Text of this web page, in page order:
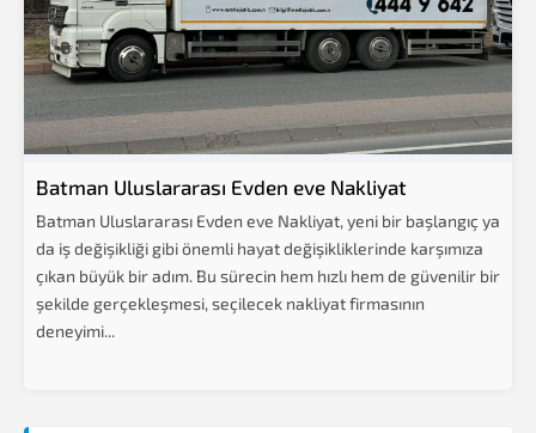
Batman Uluslararası Evden eve Nakliyat
Batman Uluslararası Evden eve Nakliyat, yeni bir başlangıç ya
da iş değişikliği gibi önemli hayat değişikliklerinde karşımıza
çıkan büyük bir adım. Bu sürecin hem hızlı hem de güvenilir bir
şekilde gerçekleşmesi, seçilecek nakliyat firmasının
deneyimi...